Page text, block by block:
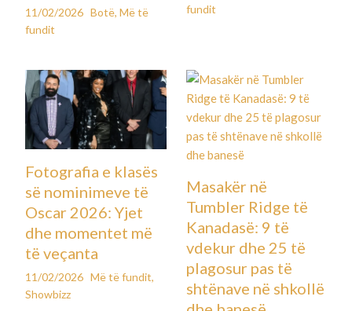
11/02/2026 Botë,Më të
fundit
fundit
Fotografia e klasës
së nominimeve të
Oscar 2026: Yjet
dhe momentet më
të veçanta
11/02/2026 Më të fundit,
Showbizz
Masakër në
Tumbler Ridge të
Kanadasë: 9 të
vdekur dhe 25 të
plagosur pas të
shtënave në shkollë